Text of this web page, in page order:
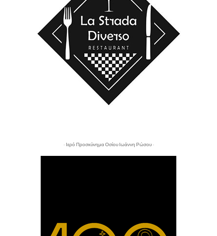
- Ιερό Προσκύνημα Οσίου Ιωάννη Ρώσου -